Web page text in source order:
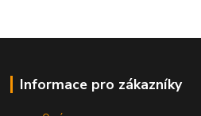
Informace pro zákazníky